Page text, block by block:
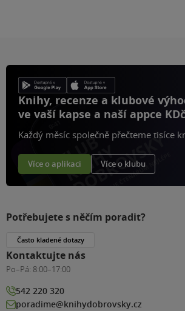
Knihy, recenze a klubové
ve vaší kapse a naší appce
Každý měsíc společně přečteme tisíce
Více o aplikaci Více o klubu
Potřebujete s něčím poradit?
Často kladené dotazy
Kontaktujte nás
Po–Pá: 8:00–17:00
542 220 320
poradime@knihydobrovsky.cz